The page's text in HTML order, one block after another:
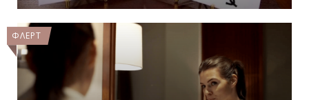
ΦΛΕΡΤ